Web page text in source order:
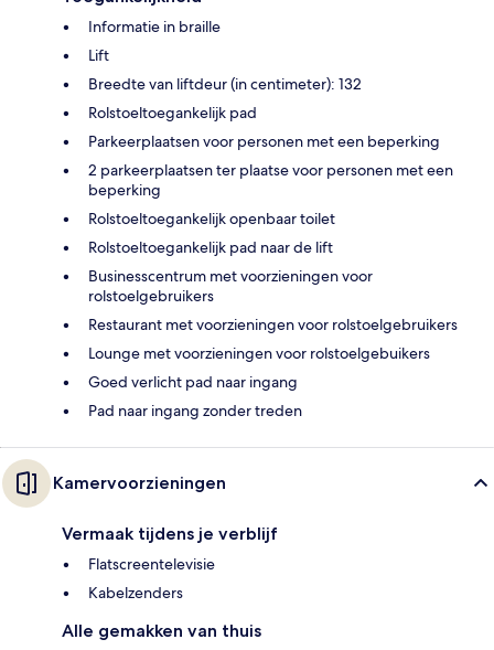
Informatie in braille
Lift
Breedte van liftdeur (in centimeter): 132
Rolstoeltoegankelijk pad
Parkeerplaatsen voor personen met een beperking
2 parkeerplaatsen ter plaatse voor personen met een
beperking
Rolstoeltoegankelijk openbaar toilet
Rolstoeltoegankelijk pad naar de lift
Businesscentrum met voorzieningen voor
rolstoelgebruikers
Restaurant met voorzieningen voor rolstoelgebruikers
Lounge met voorzieningen voor rolstoelgebuikers
Goed verlicht pad naar ingang
Pad naar ingang zonder treden
Kamervoorzieningen
Vermaak tijdens je verblijf
Flatscreentelevisie
Kabelzenders
Alle gemakken van thuis